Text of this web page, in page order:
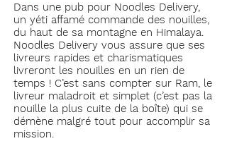
Dans une pub pour Noodles Delivery,
un yéti affamé commande des nouilles,
du haut de sa montagne en Himalaya.
Noodles Delivery vous assure que ses
livreurs rapides et charismatiques
livreront les nouilles en un rien de
temps ! C’est sans compter sur Ram, le
livreur maladroit et simplet (c’est pas la
nouille la plus cuite de la boîte) qui se
démène malgré tout pour accomplir sa
mission.